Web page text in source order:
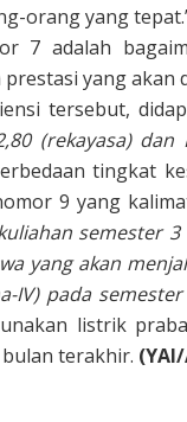
orang yang
7 adalah
yang akan
tersebut,
(rekayasa)
tingkat
9 yang
semester 3
yang akan
IV) pada semester
listrik
terakhir. (YAI/